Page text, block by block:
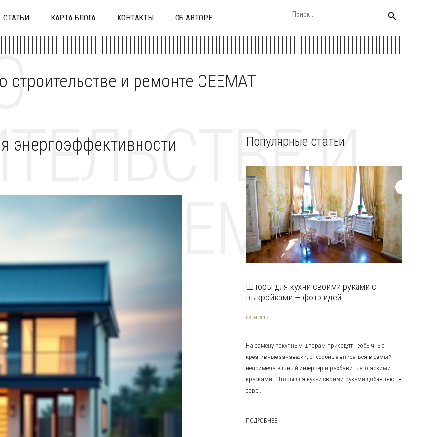
СТАТЬИ КАРТА БЛОГА КОНТАКТЫ ОБ АВТОРЕ
строительстве и ремонте CEEMAT
И
CEEMAT
энергоэффективности Популярные статьи
Шторы для кухни своими руками с
выкройками — фото идей
03.04.2017
На замену покупным шторам приходят необычные
креативные занавески, способные вписаться в самый
непримечательный интерьер и разбавить его яркими
красками. Шторы для кухни своими руками добавляют в
совр...
ПОДРОБНЕЕ